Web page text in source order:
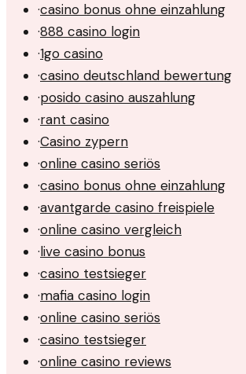
·casino bonus ohne einzahlung
·888 casino login
·1go casino
·casino deutschland bewertung
·posido casino auszahlung
·rant casino
·Casino zypern
·online casino seriös
·casino bonus ohne einzahlung
·avantgarde casino freispiele
·online casino vergleich
·live casino bonus
·casino testsieger
·mafia casino login
·online casino seriös
·casino testsieger
·online casino reviews